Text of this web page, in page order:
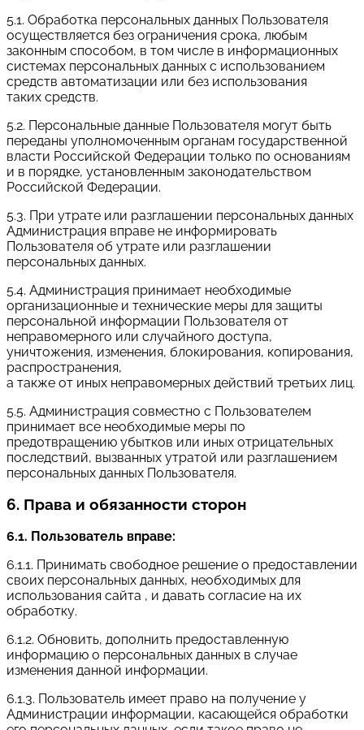
5.1. Обработка персональных данных Пользователя
осуществляется без ограничения срока, любым
законным способом, в том числе в информационных
системах персональных данных с использованием
средств автоматизации или без использования
таких средств.
5.2. Персональные данные Пользователя могут быть
переданы уполномоченным органам государственной
власти Российской Федерации только по основаниям
и в порядке, установленным законодательством
Российской Федерации.
5.3. При утрате или разглашении персональных данных
Администрация вправе не информировать
Пользователя об утрате или разглашении
персональных данных.
5.4. Администрация принимает необходимые
организационные и технические меры для защиты
персональной информации Пользователя от
неправомерного или случайного доступа,
уничтожения, изменения, блокирования, копирования,
распространения,
а также от иных неправомерных действий третьих лиц.
5.5. Администрация совместно с Пользователем
принимает все необходимые меры по
предотвращению убытков или иных отрицательных
последствий, вызванных утратой или разглашением
персональных данных Пользователя.
6. Права и обязанности сторон
6.1. Пользователь вправе:
6.1.1. Принимать свободное решение о предоставлении
своих персональных данных, необходимых для
использования сайта , и давать согласие на их
обработку.
6.1.2. Обновить, дополнить предоставленную
информацию о персональных данных в случае
изменения данной информации.
6.1.3. Пользователь имеет право на получение у
Администрации информации, касающейся обработки